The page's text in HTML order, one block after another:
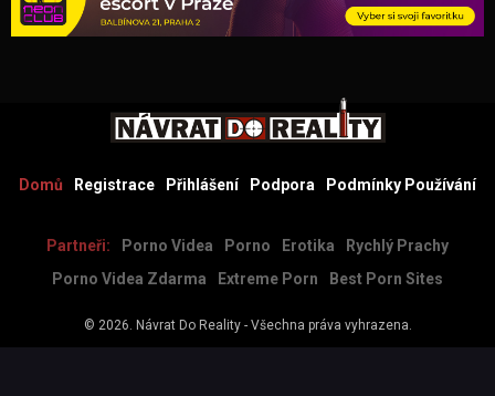
Domů Registrace Přihlášení Podpora Podmínky Používání
Partneři: Porno Videa Porno Erotika
Rychlý Prachy
Porno Videa Zdarma
Extreme Porn Best Porn Sites
© 2026. Návrat Do Reality- Všechna práva vyhrazena.